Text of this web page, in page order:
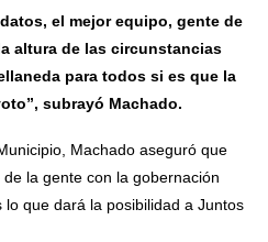
el mejor equipo, gente de
altura de las circunstancias
para todos si es que la
subrayó Machado.
Machado aseguró que
la gente con la gobernación
lo que dará la posibilidad a Juntos